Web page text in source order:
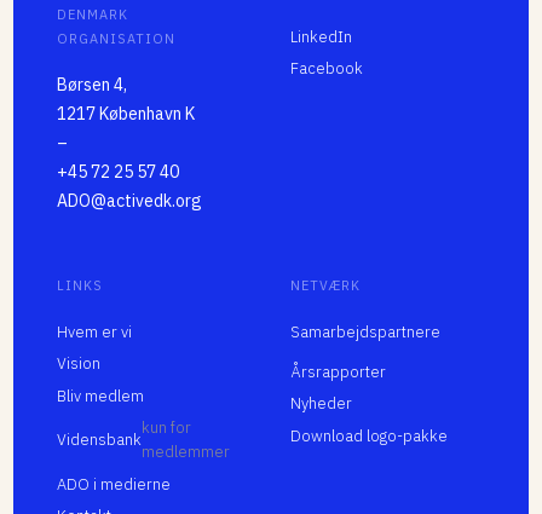
DENMARK
ORGANISATION
Børsen 4,
1217 København K
–
+45 72 25 57 40
ADO@activedk.org
LinkedIn
Facebook
LINKS
Hvem er vi
Vision
Bliv medlem
Vidensbank
kun for
medlemmer
ADO i medierne
NETVÆRK
Samarbejdspartnere
Årsrapporter
Nyheder
Download logo-pakke